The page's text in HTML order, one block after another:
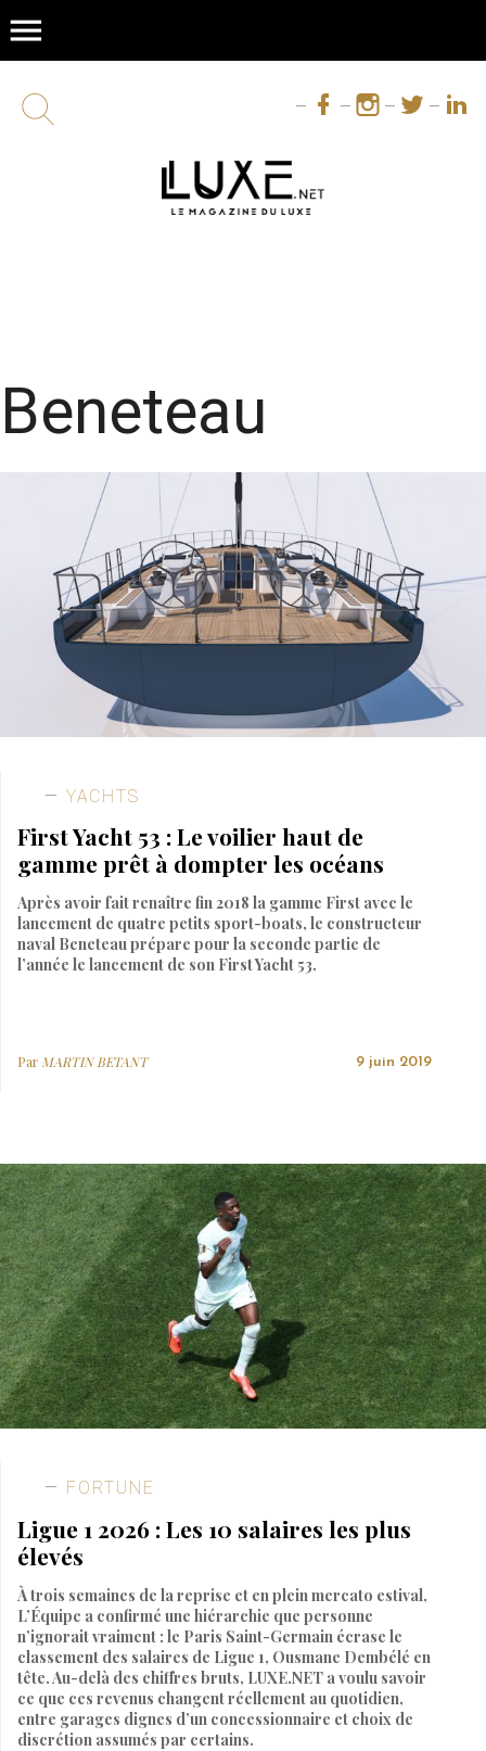
menu
Beneteau
YACHTS
First Yacht 53 : Le voilier haut de
gamme prêt à dompter les océans
Après avoir fait renaître fin 2018 la gamme First avec le
lancement de quatre petits sport-boats, le constructeur
naval Beneteau prépare pour la seconde partie de
l’année le lancement de son First Yacht 53.
Par MARTIN BETANT 9 juin 2019
FORTUNE
Ligue 1 2026 : Les 10 salaires les plus
élevés
À trois semaines de la reprise et en plein mercato estival,
L’Équipe a confirmé une hiérarchie que personne
n’ignorait vraiment : le Paris Saint-Germain écrase le
classement des salaires de Ligue 1, Ousmane Dembélé en
tête. Au-delà des chiffres bruts, LUXE.NET a voulu savoir
ce que ces revenus changent réellement au quotidien,
entre garages dignes d’un concessionnaire et choix de
discrétion assumés par certains.